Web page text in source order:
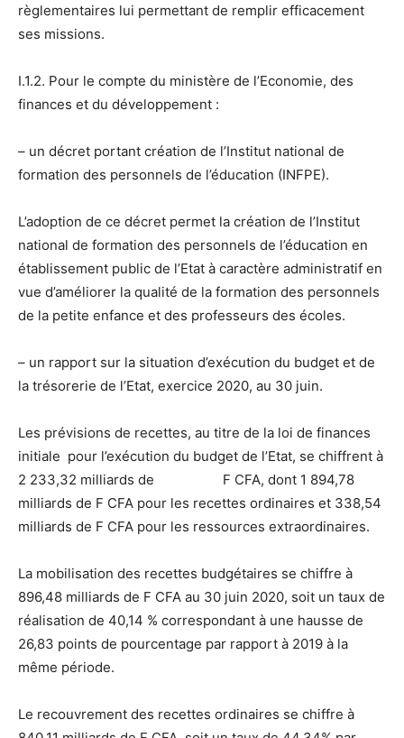
règlementaires lui permettant de remplir efficacement
ses missions.
I.1.2. Pour le compte du ministère de l’Economie, des
finances et du développement :
– un décret portant création de l’Institut national de
formation des personnels de l’éducation (INFPE).
L’adoption de ce décret permet la création de l’Institut
national de formation des personnels de l’éducation en
établissement public de l’Etat à caractère administratif en
vue d’améliorer la qualité de la formation des personnels
de la petite enfance et des professeurs des écoles.
– un rapport sur la situation d’exécution du budget et de
la trésorerie de l’Etat, exercice 2020, au 30 juin.
Les prévisions de recettes, au titre de la loi de finances
initiale pour l’exécution du budget de l’Etat, se chiffrent à
2 233,32 milliards de F CFA, dont 1 894,78
milliards de F CFA pour les recettes ordinaires et 338,54
milliards de F CFA pour les ressources extraordinaires.
La mobilisation des recettes budgétaires se chiffre à
896,48 milliards de F CFA au 30 juin 2020, soit un taux de
réalisation de 40,14 % correspondant à une hausse de
26,83 points de pourcentage par rapport à 2019 à la
même période.
Le recouvrement des recettes ordinaires se chiffre à